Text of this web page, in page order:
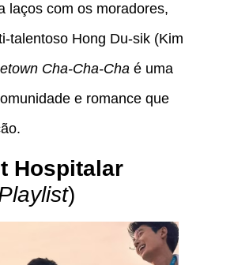
laços com os moradores,
talentoso Hong Du-sik (Kim
Cha-Cha-Cha é uma
e romance que
Hospitalar
)